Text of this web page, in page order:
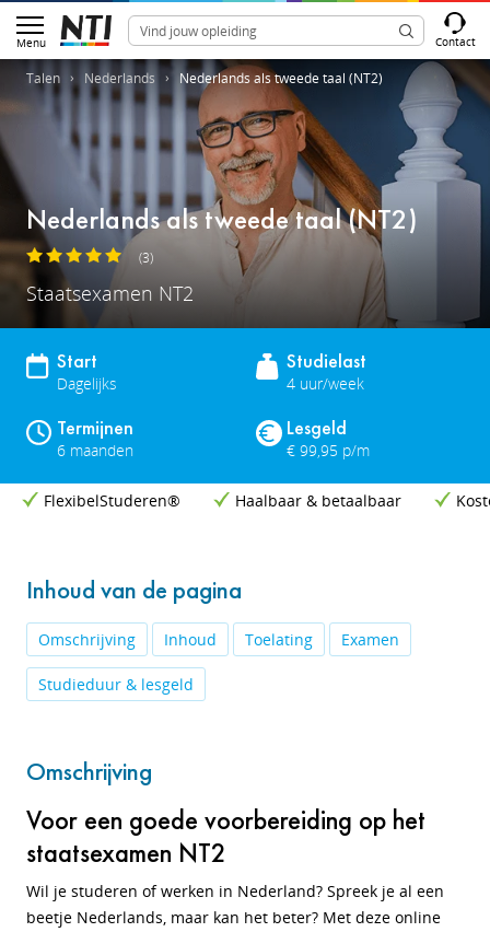
Menu Contact
Talen Nederlands Nederlands als tweede taal (NT2)
Nederlands als tweede taal (NT2)
(3)
Staatsexamen NT2
Start
Dagelijks
Studielast
4 uur/week
Termijnen
6 maanden
Lesgeld
€ 99,95 p/m
FlexibelStuderen® Haalbaar & betaalbaar
Inhoud van de pagina
Omschrijving Inhoud Toelating Examen
Studieduur & lesgeld
Omschrijving
Voor een goede voorbereiding op het
staatsexamen NT2
Wil je studeren of werken in Nederland? Spreek je al een
beetje Nederlands, maar kan het beter? Met deze online